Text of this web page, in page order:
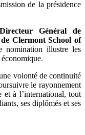
de la présidence
Général de
Clermont School of
nomination illustre les
volonté de continuité
le rayonnement
et à l’international, tout
ses diplômés et ses